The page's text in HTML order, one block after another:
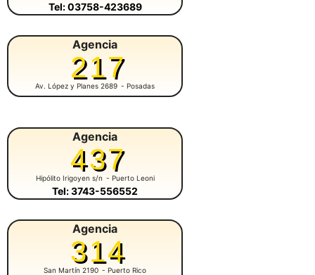
Tel: 03758-423689
Agencia
217
Av. López y Planes 2689 - Posadas
Agencia
437
Hipólito Irigoyen s/n - Puerto Leoni
Tel: 3743-556552
Agencia
314
San Martín 2190 - Puerto Rico